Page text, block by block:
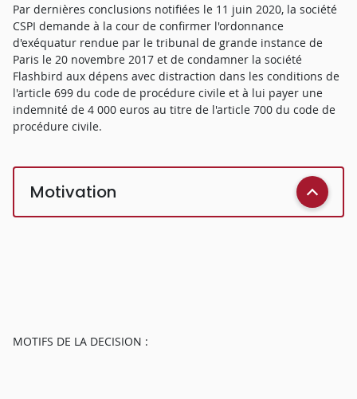
Par dernières conclusions notifiées le 11 juin 2020, la société
CSPI demande à la cour de confirmer l'ordonnance
d'exéquatur rendue par le tribunal de grande instance de
Paris le 20 novembre 2017 et de condamner la société
Flashbird aux dépens avec distraction dans les conditions de
l'article 699 du code de procédure civile et à lui payer une
indemnité de 4 000 euros au titre de l'article 700 du code de
procédure civile.
Motivation
MOTIFS DE LA DECISION :